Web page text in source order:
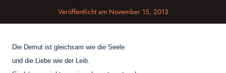
Veröffentlicht am November 15, 2013
Die Demut ist gleichsam wie die Seele
und die Liebe wie der Leib.